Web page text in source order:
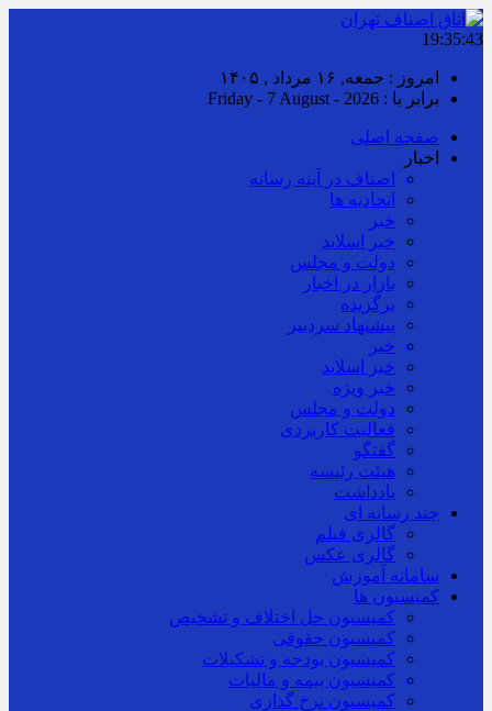
19:35:44
امروز : جمعه, ۱۶ مرداد , ۱۴۰۵
برابر با : Friday - 7 August - 2026
صفحه اصلی
اخبار
اصناف در آینه رسانه
اتحادیه ها
خبر
خبر اسلايد
دولت و مجلس
بازار در اخبار
برگزیده
پیشنهاد سردبیر
خبر
خبر اسلايد
خبر ویژه
دولت و مجلس
فعالیت کاربردی
گفتگو
هیئت رئیسه
یادداشت
چند رسانه ای
گالری فیلم
گالری عکس
سامانه آموزش
کمیسیون ها
کمیسیون حل اختلاف و تشخیص
کمیسیون حقوقی
کمیسیون بودجه و تشکیلات
کمیسیون بیمه و مالیات
کمیسیون نرخ گذاری